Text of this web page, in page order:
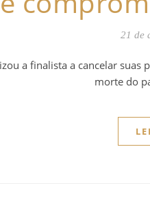
21 de
a finalista a cancelar suas
morte do